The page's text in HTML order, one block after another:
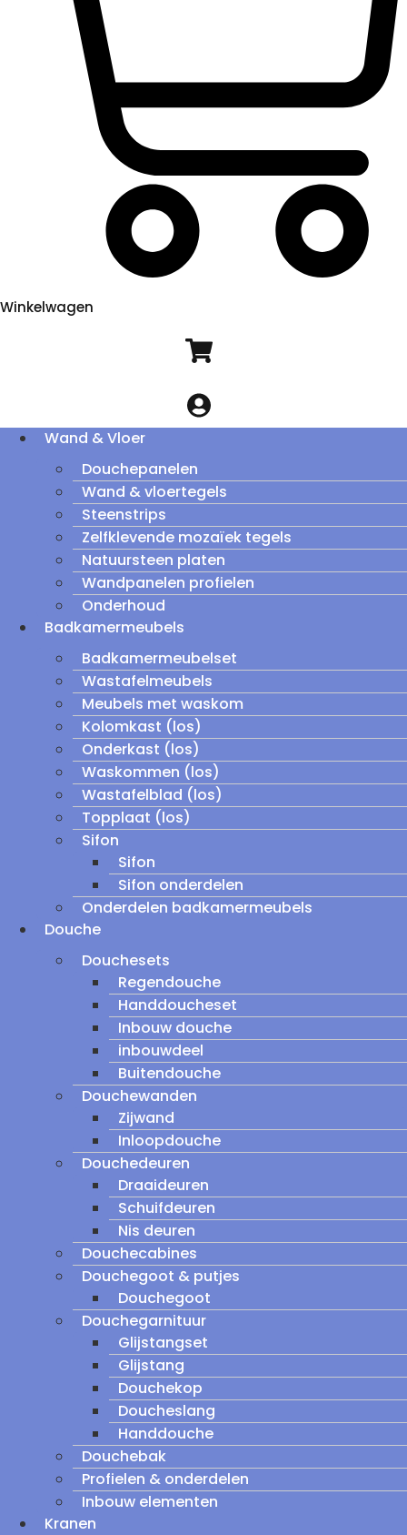
Winkelwagen
Wand & Vloer
Douchepanelen
Wand & vloertegels
Steenstrips
Zelfklevende mozaïek tegels
Natuursteen platen
Wandpanelen profielen
Onderhoud
Badkamermeubels
Badkamermeubelset
Wastafelmeubels
Meubels met waskom
Kolomkast (los)
Onderkast (los)
Waskommen (los)
Wastafelblad (los)
Topplaat (los)
Sifon
Sifon
Sifon onderdelen
Onderdelen badkamermeubels
Douche
Douchesets
Regendouche
Handdoucheset
Inbouw douche
inbouwdeel
Buitendouche
Douchewanden
Zijwand
Inloopdouche
Douchedeuren
Draaideuren
Schuifdeuren
Nis deuren
Douchecabines
Douchegoot & putjes
Douchegoot
Douchegarnituur
Glijstangset
Glijstang
Douchekop
Doucheslang
Handdouche
Douchebak
Profielen & onderdelen
Inbouw elementen
Kranen